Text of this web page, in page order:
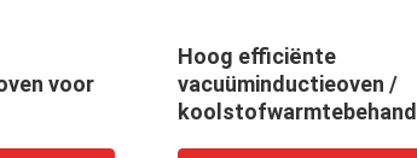
voor
Hoog efficiënte
vacuüminductieoven /